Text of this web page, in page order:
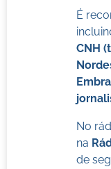
É
CNH
No
na
de